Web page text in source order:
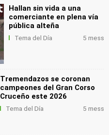
Hallan sin vida a una
comerciante en plena vía
pública alteña
Tema del Día 5 mess
Tremendazos se coronan
campeones del Gran Corso
Cruceño este 2026
Tema del Día 5 mess